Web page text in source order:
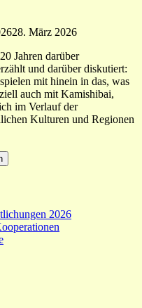
28. März 2026
Jahren darüber
und darüber diskutiert:
mit hinein in das, was
auch mit Kamishibai,
im Verlauf der
Kulturen und Regionen
2026